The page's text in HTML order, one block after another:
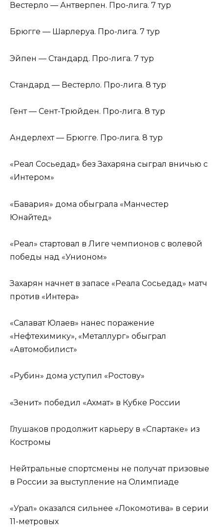
Вестерло — Антверпен. Про-лига. 7 тур
Брюгге — Шарлеруа. Про-лига. 7 тур
Эйпен — Стандард. Про-лига. 7 тур
Стандард — Вестерло. Про-лига. 8 тур
Гент — Сент-Трюйден. Про-лига. 8 тур
Андерлехт — Брюгге. Про-лига. 8 тур
«Реал Сосьедад» без Захаряна сыграл вничью с
«Интером»
«Бавария» дома обыграла «Манчестер
Юнайтед»
«Реал» стартовал в Лиге чемпионов с волевой
победы над «Унионом»
Захарян начнет в запасе «Реала Сосьедад» матч
против «Интера»
«Салават Юлаев» нанес поражение
«Нефтехимику», «Металлург» обыграл
«Автомобилист»
«Рубин» дома уступил «Ростову»
«Зенит» победил «Ахмат» в Кубке России
Глушаков продолжит карьеру в «Спартаке» из
Костромы
Нейтральные спортсмены не получат призовые
в России за выступление на Олимпиаде
«Урал» оказался сильнее «Локомотива» в серии
11-метровых